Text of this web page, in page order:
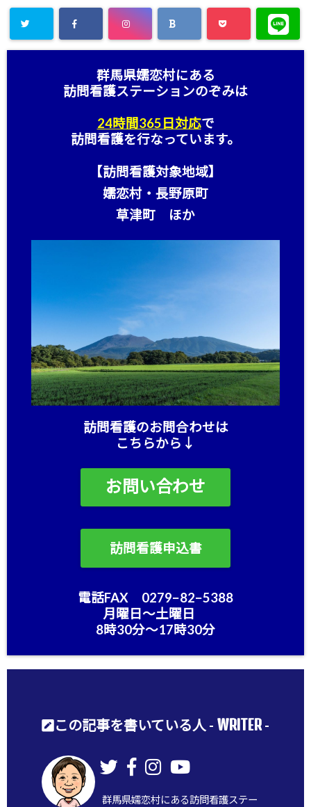
群馬県嬬恋村にある
訪問看護ステーションのぞみは
24時間365日対応で
訪問看護を行なっています。
【訪問看護対象地域】
嬬恋村・長野原町
草津町 ほか
訪問看護のお問合わせは
こちらから↓
お問い合わせ
訪問看護申込書
電話FAX 0279−82−5388
月曜日〜土曜日
8時30分〜17時30分
この記事を書いている人 - WRITER-
群馬県嬬恋村にある訪問看護ステー